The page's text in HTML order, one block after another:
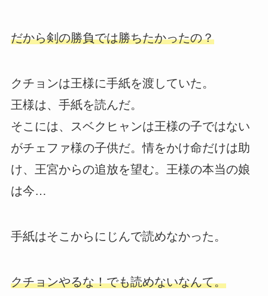
だから剣の勝負では勝ちたかったの？
クチョンは王様に手紙を渡していた。
王様は、手紙を読んだ。
そこには、スベクヒャンは王様の子ではない
がチェファ様の子供だ。情をかけ命だけは助
け、王宮からの追放を望む。王様の本当の娘
は今…
手紙はそこからにじんで読めなかった。
クチョンやるな！でも読めないなんて。